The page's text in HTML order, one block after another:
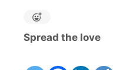
Spread the love